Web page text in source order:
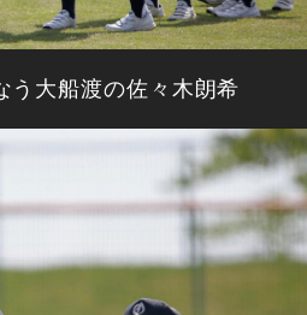
う大船渡の佐々木朗希